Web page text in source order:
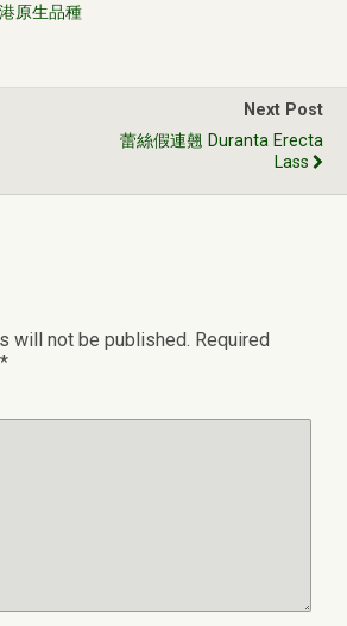
原生品種
Next Post
蕾絲假連翹 Duranta Erecta
Lass
will not be published. Required
*